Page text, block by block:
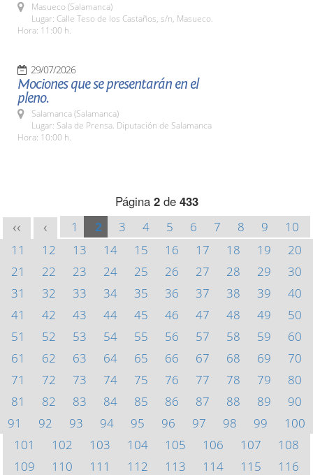
Masueco (Salamanca)
Lugar: Calle Teso de los Castaños, s/n, Masueco.
Hora: 11:00 h.
29/07/2026
Mociones que se presentarán en el
pleno.
Salamanca (Salamanca)
Lugar: Sala de Prensa. Diputación de Salamanca
Hora: 10:00 h.
Página 2de 433
<< < 1 2 3 4 5 6 7 8 9
10
11
12 13 14 15 16 17 18 19
20
21
22 23 24 25 26 27 28 29
30
31
32 33 34 35 36 37 38 39
40
41
42 43 44 45 46 47 48 49
50
51
52 53 54 55 56 57 58 59
60
61
62 63 64 65 66 67 68 69
70
71
72 73 74 75 76 77 78 79
80
81
82 83 84 85 86 87 88 89
90
91
92 93 94 95 96 97 98 99
100
101
102 103 104 105 106 107
108
109
110 111 112 113 114 115
116